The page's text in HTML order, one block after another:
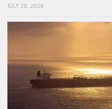
JULY 20, 2026